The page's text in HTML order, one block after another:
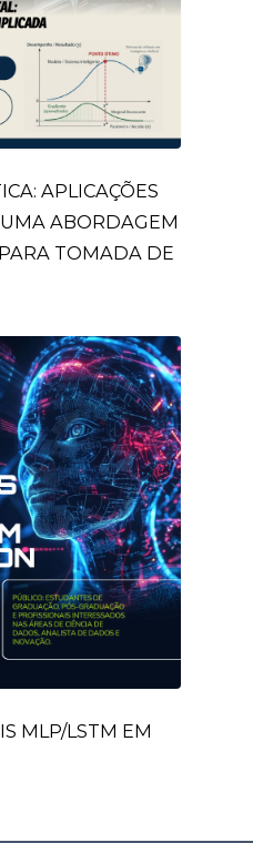
APLICAÇÕES
ABORDAGEM
TOMADA DE
MLP/LSTM EM